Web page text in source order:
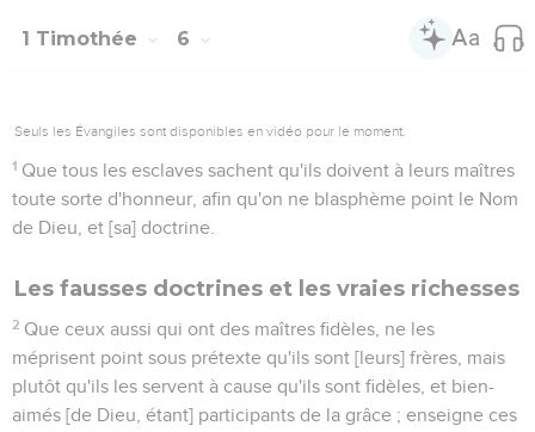
1 Timothée 6
Seuls les Évangiles sont disponibles en vidéo pour le moment.
1 Que tous les esclaves sachent qu'ils doivent à leurs maîtres
toute sorte d'honneur, afin qu'on ne blasphème point le Nom
de Dieu, et [sa] doctrine.
Les fausses doctrines et les vraies richesses
2 Que ceux aussi qui ont des maîtres fidèles, ne les
méprisent point sous prétexte qu'ils sont [leurs] frères, mais
plutôt qu'ils les servent à cause qu'ils sont fidèles, et bien-
aimés [de Dieu, étant] participants de la grâce ; enseigne ces